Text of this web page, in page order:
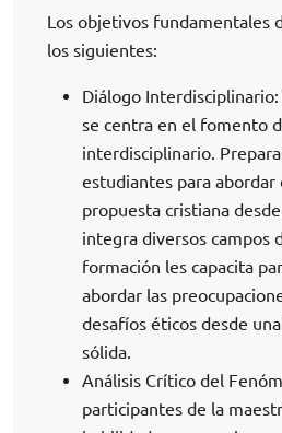
Los objetivos fundamentales
los siguientes:
Diálogo
se centra en el fomento
interdisciplinario.
estudiantes para abordar
propuesta cristiana
integra diversos campos
formación les capacita
abordar las
desafíos éticos desde
sólida.
Análisis Crítico del
participantes de la